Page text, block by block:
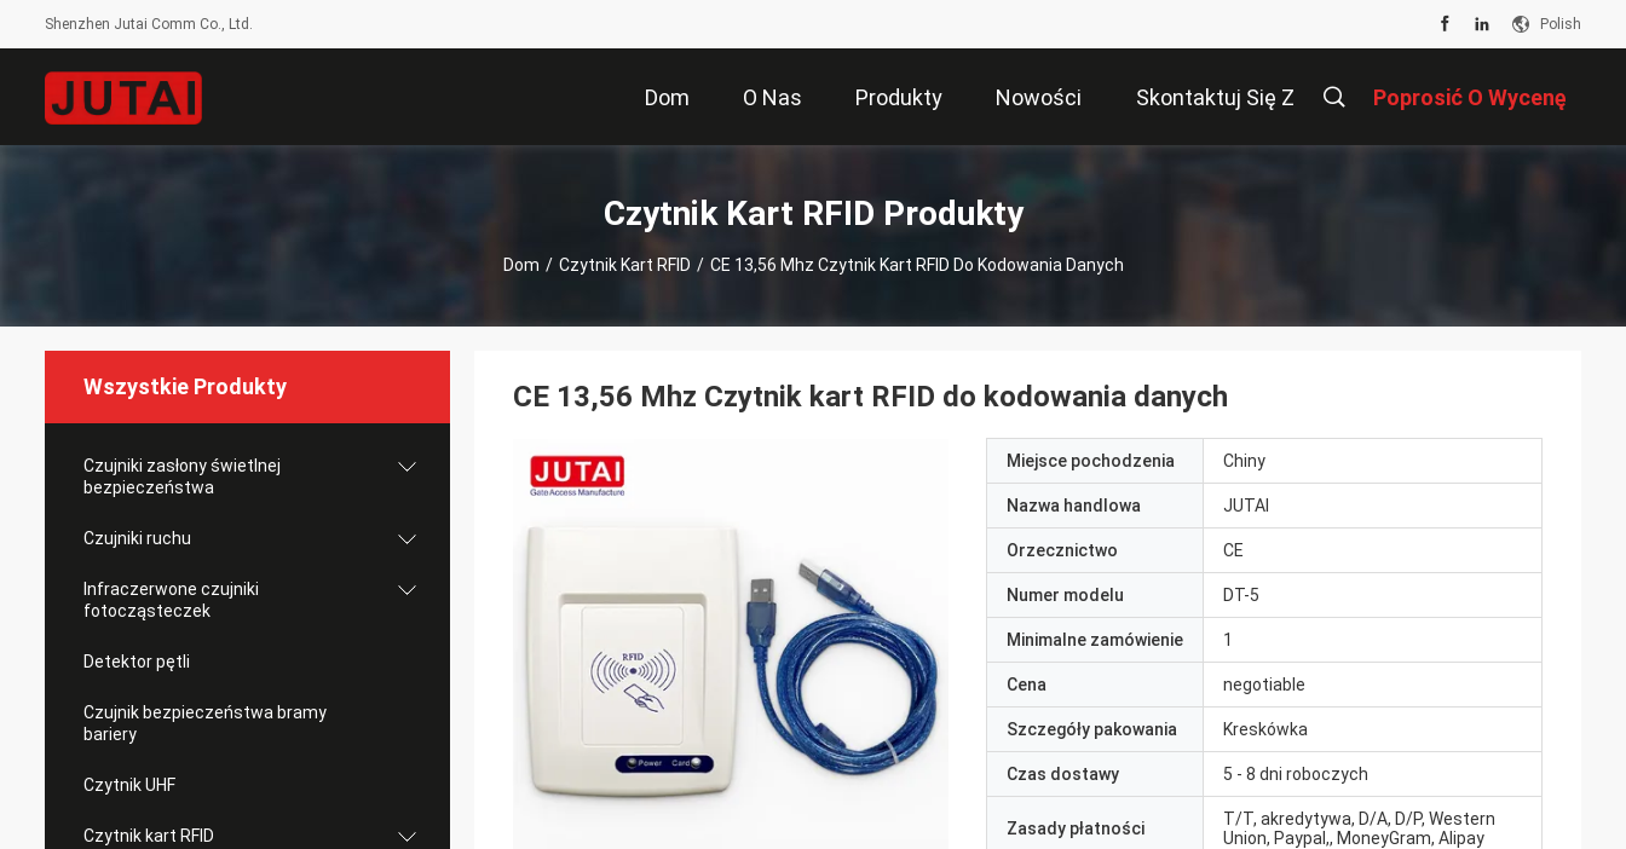
Shenzhen Jutai Comm Co., Ltd. Polish
Dom O Nas Produkty Nowości Skontaktuj Się Z Poprosić O Wycenę
Czytnik Kart RFID Produkty
Dom / Czytnik Kart RFID / CE 13,56 Mhz Czytnik Kart RFID Do Kodowania Danych
Wszystkie Produkty
Czujniki zasłony świetlnej
bezpieczeństwa
Czujniki ruchu
Infraczerwone czujniki
fotocząsteczek
Detektor pętli
Czujnik bezpieczeństwa bramy
bariery
Czytnik UHF
Czytnik kart RFID
CE 13,56 Mhz Czytnik kart RFID do kodowania danych
Miejsce pochodzenia Chiny
Nazwa handlowa JUTAI
Orzecznictwo CE
Numer modelu DT-5
Minimalne zamówienie 1
Cena negotiable
Szczegóły pakowania Kreskówka
Czas dostawy 5 - 8 dni roboczych
Zasady płatności
T/T, akredytywa, D/A, D/P, Western
Union, Paypal,, MoneyGram, Alipay